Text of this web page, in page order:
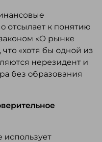
отсылает к понятию
«О рынке
«хотя бы одной из
нерезидент и
без образования
использует